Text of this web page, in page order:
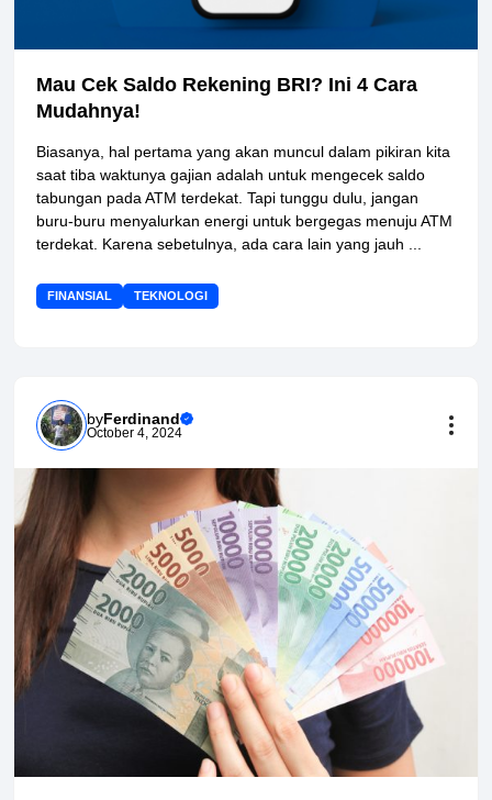
Mau Cek Saldo Rekening BRI? Ini 4 Cara
Mudahnya!
Biasanya, hal pertama yang akan muncul dalam pikiran kita
saat tiba waktunya gajian adalah untuk mengecek saldo
tabungan pada ATM terdekat. Tapi tunggu dulu, jangan
buru-buru menyalurkan energi untuk bergegas menuju ATM
terdekat. Karena sebetulnya, ada cara lain yang jauh ...
FINANSIAL TEKNOLOGI
byFerdinand
October 4, 2024